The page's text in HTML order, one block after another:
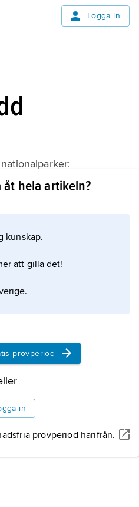
Logga in
nationalpark i Röda
artikeln
hela artikeln?
kunskap.
att gilla det!
provperiod
in
provperiod härifrån.